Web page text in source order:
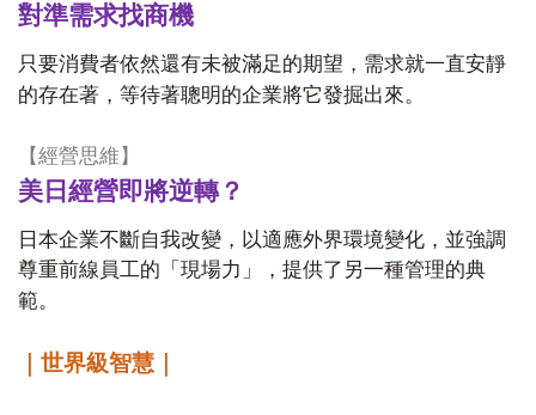
對準需求找商機
只要消費者依然還有未被滿足的期望，需求就一直安靜
的存在著，等待著聰明的企業將它發掘出來。
【經營思維】
美日經營即將逆轉？
日本企業不斷自我改變，以適應外界環境變化，並強調
尊重前線員工的「現場力」，提供了另一種管理的典
範。
｜世界級智慧｜